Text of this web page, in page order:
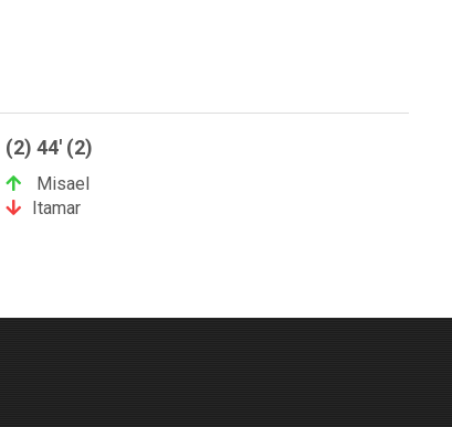
(2) 44' (2)
Misael
Itamar